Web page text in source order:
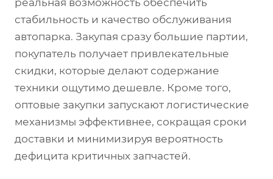
реальная возможность обеспечить
стабильность и качество обслуживания
автопарка. Закупая сразу большие партии,
покупатель получает привлекательные
скидки, которые делают содержание
техники ощутимо дешевле. Кроме того,
оптовые закупки запускают логистические
механизмы эффективнее, сокращая сроки
доставки и минимизируя вероятность
дефицита критичных запчастей.